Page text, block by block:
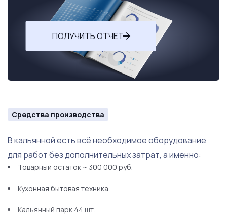
ПОЛУЧИТЬ ОТЧЕТ
Средства производства
В кальянной есть всё необходимое оборудование
для работ без дополнительных затрат, а именно:
Товарный остаток ~ 300 000 руб.
Кухонная бытовая техника
Кальянный парк 44 шт.